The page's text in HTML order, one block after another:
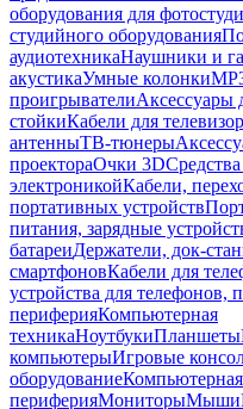
оборудования для
студийного оборудования
аудиотехникаНаушники и
акустикаУмные колонки
проигрывателиАксессуары
стойкиКабели для
антенныТВ-тюнеры
проектораОчки 3DСредства
электроникойКабели,
портативных устройств
питания, зарядные
батареиДержатели, док-
смартфоновКабели для
устройства для телефонов,
периферияКомпьютерная
техникаНоутбукиПланшеты
компьютерыИгровые
оборудованиеКомпьютерная
периферияМониторыМыши